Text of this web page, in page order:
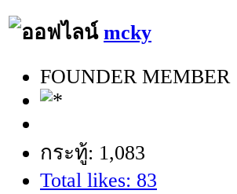
mcky
FOUNDER MEMBER
กระทู้: 1,083
Total likes: 83